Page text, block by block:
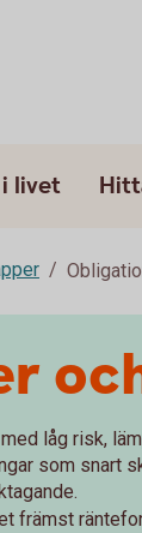
livet
låg risk,
som snart
främst